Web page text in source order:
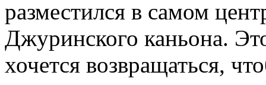
разместился в самом
Джуринского каньона.
хочется возвращаться,